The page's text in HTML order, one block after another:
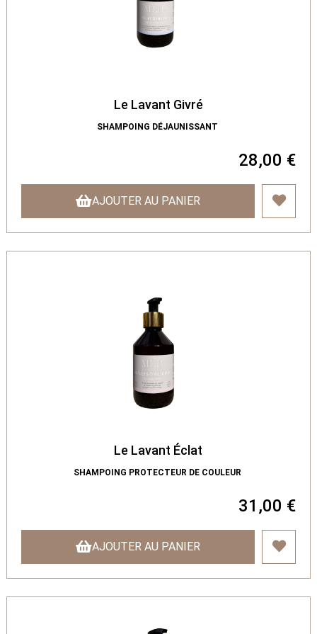
Le Lavant Givré
SHAMPOING DÉJAUNISSANT
28,00 €
AJOUTER AU PANIER
Le Lavant Éclat
SHAMPOING PROTECTEUR DE COULEUR
31,00 €
AJOUTER AU PANIER